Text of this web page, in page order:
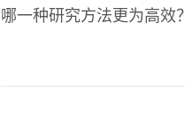
哪一种研究方法更为高效